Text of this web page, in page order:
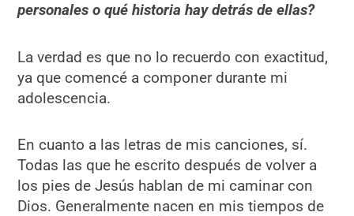
personales o qué historia hay detrás de ellas?
La verdad es que no lo recuerdo con exactitud,
ya que comencé a componer durante mi
adolescencia.
En cuanto a las letras de mis canciones, sí.
Todas las que he escrito después de volver a
los pies de Jesús hablan de mi caminar con
Dios. Generalmente nacen en mis tiempos de